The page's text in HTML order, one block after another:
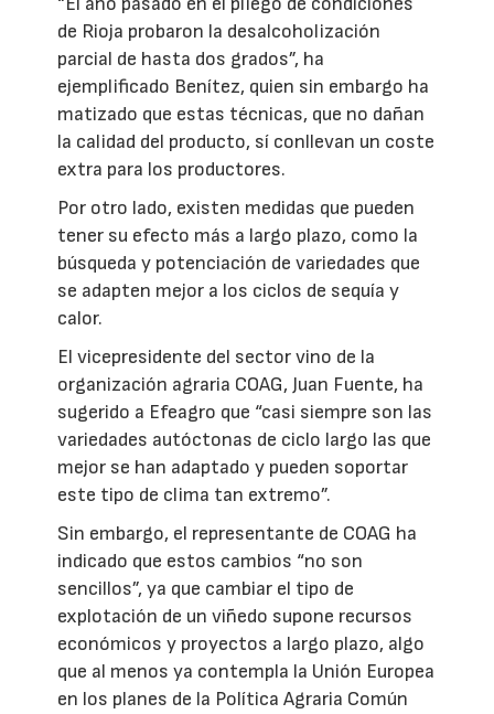
de Rioja probaron la desalcoholización
parcial de hasta dos grados”, ha
ejemplificado Benítez, quien sin embargo ha
matizado que estas técnicas, que no dañan
la calidad del producto, sí conllevan un coste
extra para los productores.
Por otro lado, existen medidas que pueden
tener su efecto más a largo plazo, como la
búsqueda y potenciación de variedades que
se adapten mejor a los ciclos de sequía y
calor.
El vicepresidente del sector vino de la
organización agraria COAG, Juan Fuente, ha
sugerido a Efeagro que “casi siempre son las
variedades autóctonas de ciclo largo las que
mejor se han adaptado y pueden soportar
este tipo de clima tan extremo”.
Sin embargo, el representante de COAG ha
indicado que estos cambios “no son
sencillos”, ya que cambiar el tipo de
explotación de un viñedo supone recursos
económicos y proyectos a largo plazo, algo
que al menos ya contempla la Unión Europea
en los planes de la Política Agraria Común